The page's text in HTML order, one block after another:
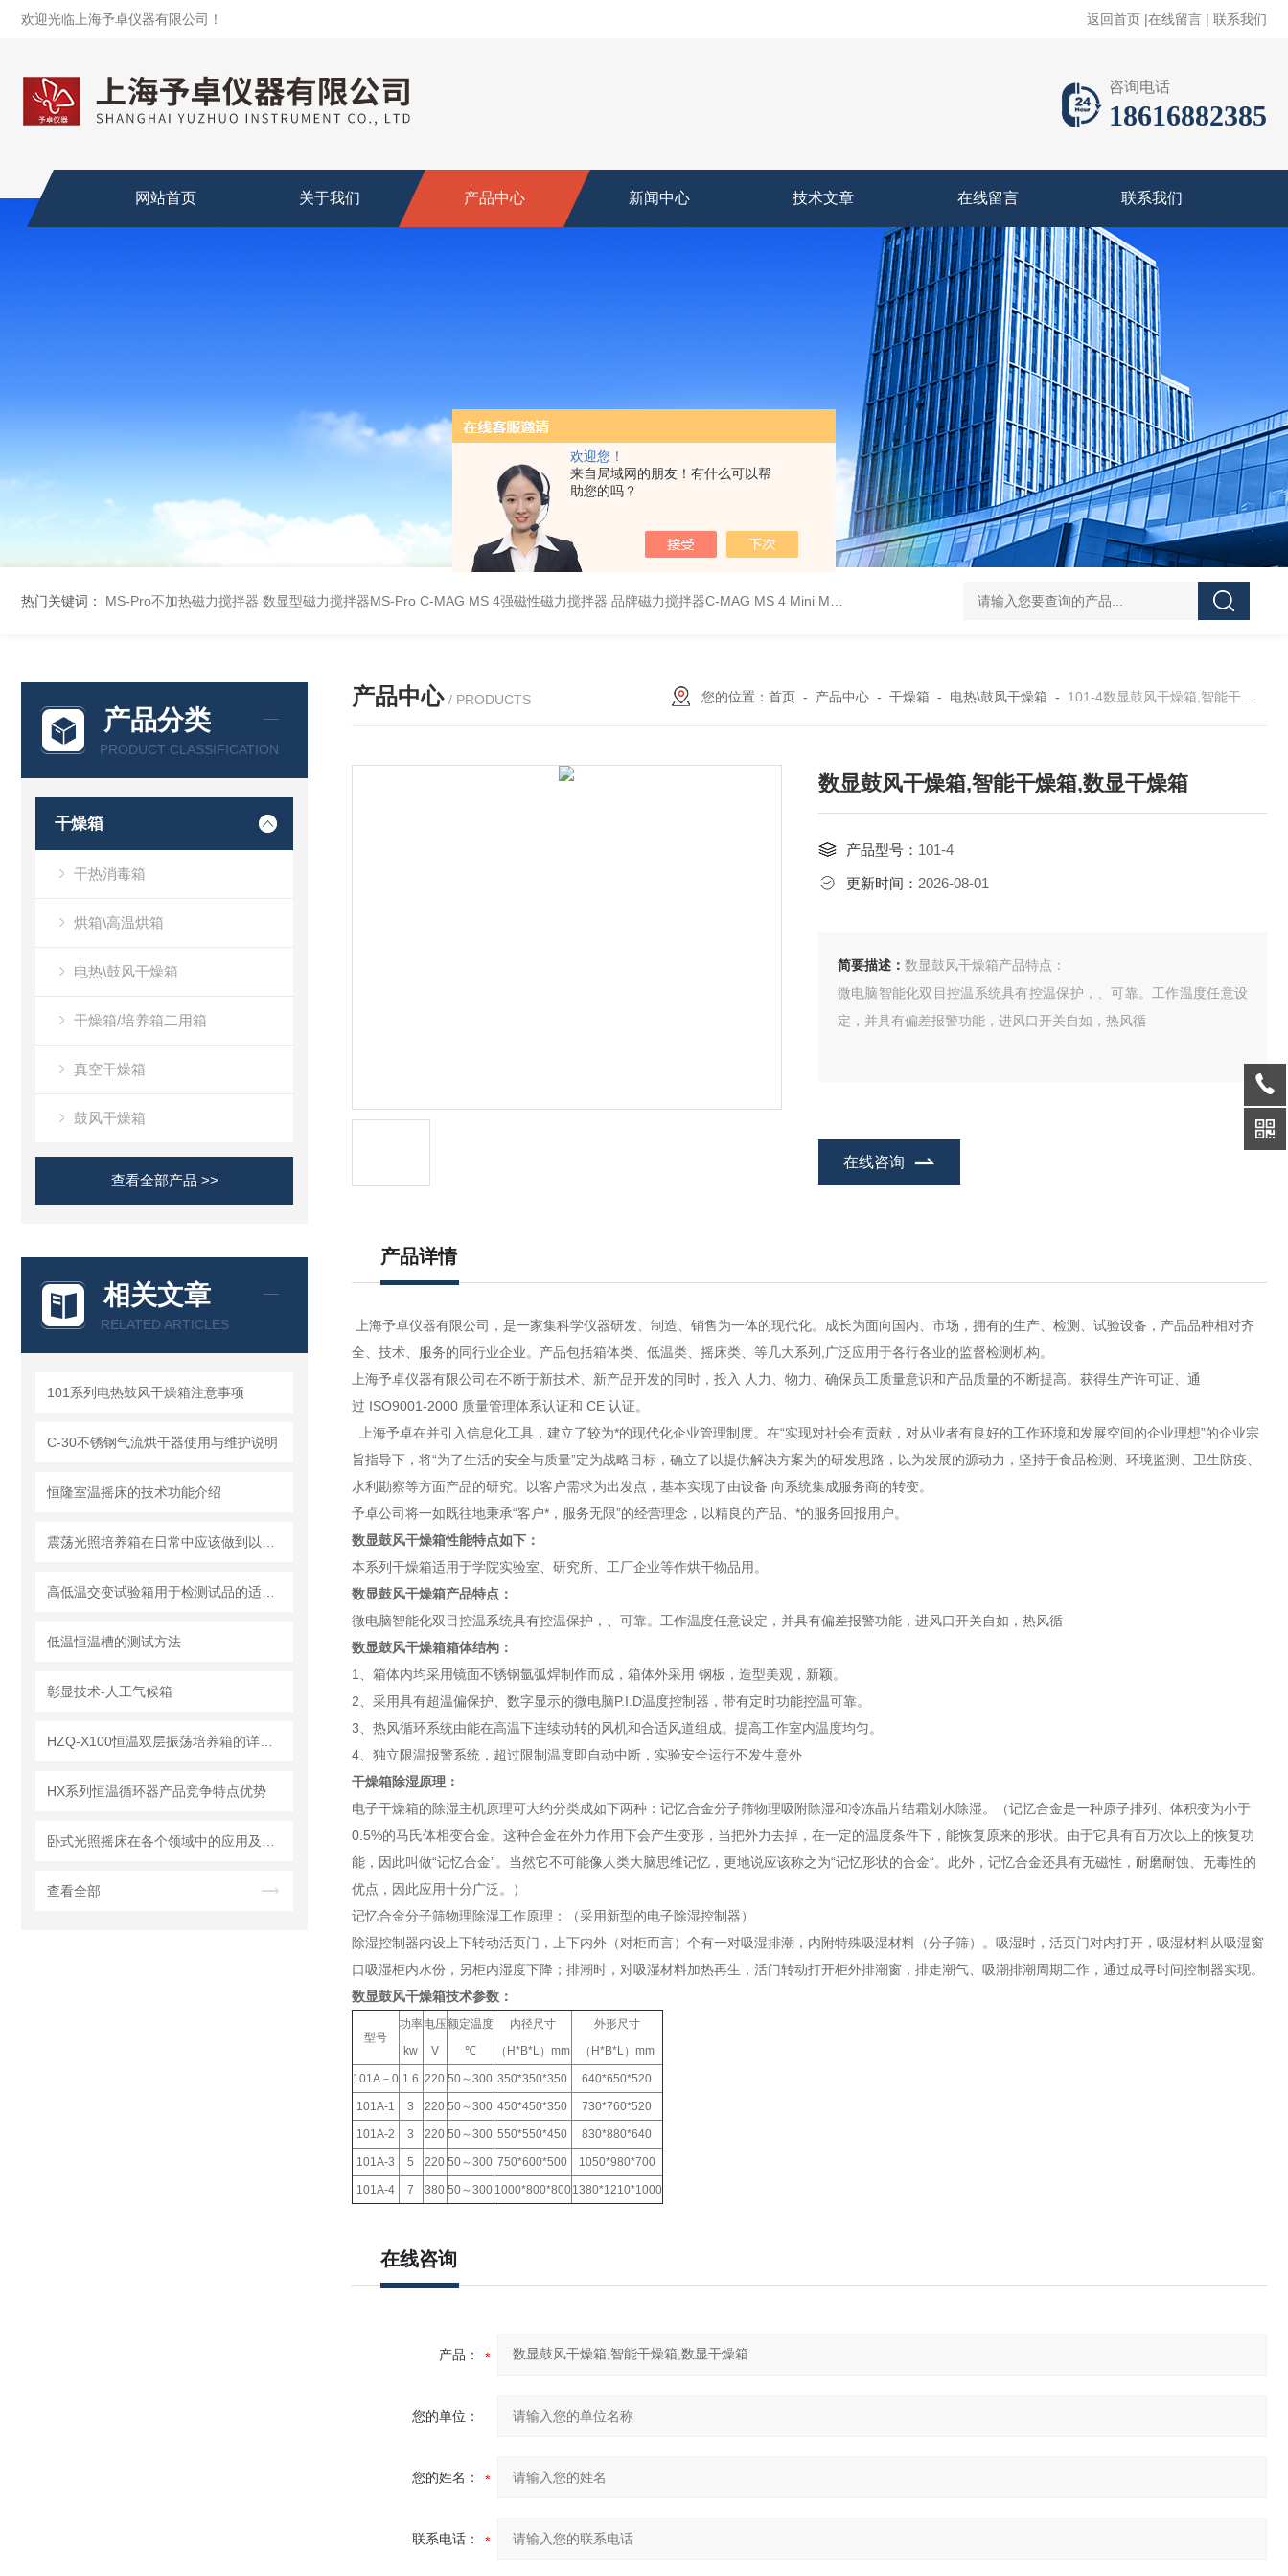
欢迎您！
来自局域网的朋友！有什么可以帮
助您的吗？
欢迎光临上海予卓仪器有限公司！ 返回首页 |在线留言 | 联系我们
咨询电话
18616882385
网站首页 关于我们 产品中心 新闻中心 技术文章 在线留言 联系我们
热门关键词： MS-Pro不加热磁力搅拌器 数显型磁力搅拌器MS-Pro C-MAG MS 4强磁性磁力搅拌器 品牌磁力搅拌器C-MAG MS 4 Mini MR standard IKA磁力搅拌器 Mini MR standard IKAMAG磁力搅拌器 IT-09A5
产品分类
PRODUCT CLASSIFICATION
干燥箱
干热消毒箱
烘箱\高温烘箱
电热\鼓风干燥箱
干燥箱/培养箱二用箱
真空干燥箱
鼓风干燥箱
查看全部产品 >>
相关文章
RELATED ARTICLES
101系列电热鼓风干燥箱注意事项
C-30不锈钢气流烘干器使用与维护说明
恒隆室温摇床的技术功能介绍
低温恒温槽的测试方法
彰显技术-人工气候箱
HX系列恒温循环器产品竞争特点优势
查看全部
产品中心 / PRODUCTS 您的位置： 首页- 产品中心- 干燥箱 - 电热\鼓风干燥箱 - 101-4数显鼓风干燥箱,智能干燥箱,数显干燥箱
数显鼓风干燥箱,智能干燥箱,数显干燥箱
产品型号： 101-4
更新时间： 2026-08-01
简要描述： 数显鼓风干燥箱产品特点：
微电脑智能化双目控温系统具有控温保护，、可靠。工作温度任意设
定，并具有偏差报警功能，进风口开关自如，热风循
在线咨询
产品详情
上海予卓仪器有限公司，是一家集科学仪器研发、制造、销售为一体的现代化。成长为面向国内、市场，拥有的生产、检测、试验设备，产品品种相对齐
全、技术、服务的同行业企业。产品包括箱体类、低温类、摇床类、等几大系列,广泛应用于各行各业的监督检测机构。
上海予卓仪器有限公司在不断于新技术、新产品开发的同时，投入 人力、物力、确保员工质量意识和产品质量的不断提高。获得生产许可证、通
过 ISO9001-2000 质量管理体系认证和 CE 认证。
上海予卓在并引入信息化工具，建立了较为*的现代化企业管理制度。在“实现对社会有贡献，对从业者有良好的工作环境和发展空间的企业理想”的企业宗
旨指导下，将“为了生活的安全与质量”定为战略目标，确立了以提供解决方案为的研发思路，以为发展的源动力，坚持于食品检测、环境监测、卫生防疫、
水利勘察等方面产品的研究。以客户需求为出发点，基本实现了由设备 向系统集成服务商的转变。
予卓公司将一如既往地秉承“客户*，服务无限”的经营理念，以精良的产品、*的服务回报用户。
数显鼓风干燥箱性能特点如下：
本系列干燥箱适用于学院实验室、研究所、工厂企业等作烘干物品用。
数显鼓风干燥箱产品特点：
微电脑智能化双目控温系统具有控温保护，、可靠。工作温度任意设定，并具有偏差报警功能，进风口开关自如，热风循
数显鼓风干燥箱箱体结构：
1、箱体内均采用镜面不锈钢氩弧焊制作而成，箱体外采用 钢板，造型美观，新颖。
2、采用具有超温偏保护、数字显示的微电脑P.I.D温度控制器，带有定时功能控温可靠。
3、热风循环系统由能在高温下连续动转的风机和合适风道组成。提高工作室内温度均匀。
4、独立限温报警系统，超过限制温度即自动中断，实验安全运行不发生意外
干燥箱除湿原理：
电子干燥箱的除湿主机原理可大约分类成如下两种：记忆合金分子筛物理吸附除湿和冷冻晶片结霜划水除湿。（记忆合金是一种原子排列、体积变为小于
0.5%的马氏体相变合金。这种合金在外力作用下会产生变形，当把外力去掉，在一定的温度条件下，能恢复原来的形状。由于它具有百万次以上的恢复功
能，因此叫做“记忆合金”。当然它不可能像人类大脑思维记忆，更地说应该称之为“记忆形状的合金“。此外，记忆合金还具有无磁性，耐磨耐蚀、无毒性的
优点，因此应用十分广泛。）
记忆合金分子筛物理除湿工作原理：（采用新型的电子除湿控制器）
除湿控制器内设上下转动活页门，上下内外（对柜而言）个有一对吸湿排潮，内附特殊吸湿材料（分子筛）。吸湿时，活页门对内打开，吸湿材料从吸湿窗
口吸湿柜内水份，另柜内湿度下降；排潮时，对吸湿材料加热再生，活门转动打开柜外排潮窗，排走潮气、吸潮排潮周期工作，通过成寻时间控制器实现。
数显鼓风干燥箱技术参数：
型号
功率
kw
电压
V
额定温度
℃
内径尺寸
（H*B*L）mm
外形尺寸
（H*B*L）mm
101A－0 1.6 220 50～300 350*350*350 640*650*520
101A-1 3 220 50～300 450*450*350 730*760*520
101A-2 3 220 50～300 550*550*450 830*880*640
101A-3 5 220 50～300 750*600*500 1050*980*700
101A-4 7 380 50～300 1000*800*8001380*1210*1000
在线咨询
产品：
您的单位：
您的姓名：
联系电话：